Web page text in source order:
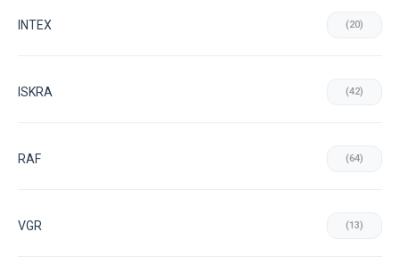
INTEX (20)
ISKRA (42)
RAF (64)
VGR (13)